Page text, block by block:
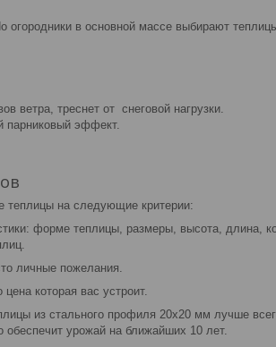
огородники в основной массе выбирают
ветра, треснет от снеговой нагрузки.
парниковый эффект.
теплицы на следующие критерии:
формe теплицы, размеры, высота, длина,
личные пожелания.
которая вас устроит.
из стального профиля 20х20 мм лучше
обеспечит урожай на ближайших 10 лет.